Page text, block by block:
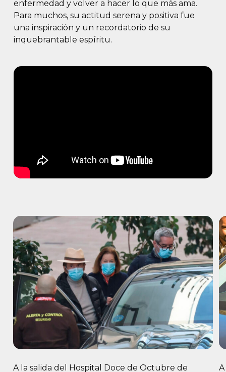
enfermedad y volver a hacer lo que más ama.
Para muchos, su actitud serena y positiva fue
una inspiración y un recordatorio de su
inquebrantable espíritu.
A la salida del Hospital Doce de Octubre de